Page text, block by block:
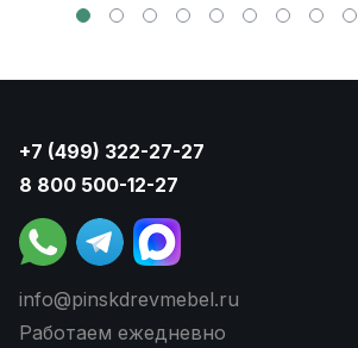
+7 (499) 322-27-27
8 800 500-12-27
info@pinskdrevmebel.ru
Работаем ежедневно